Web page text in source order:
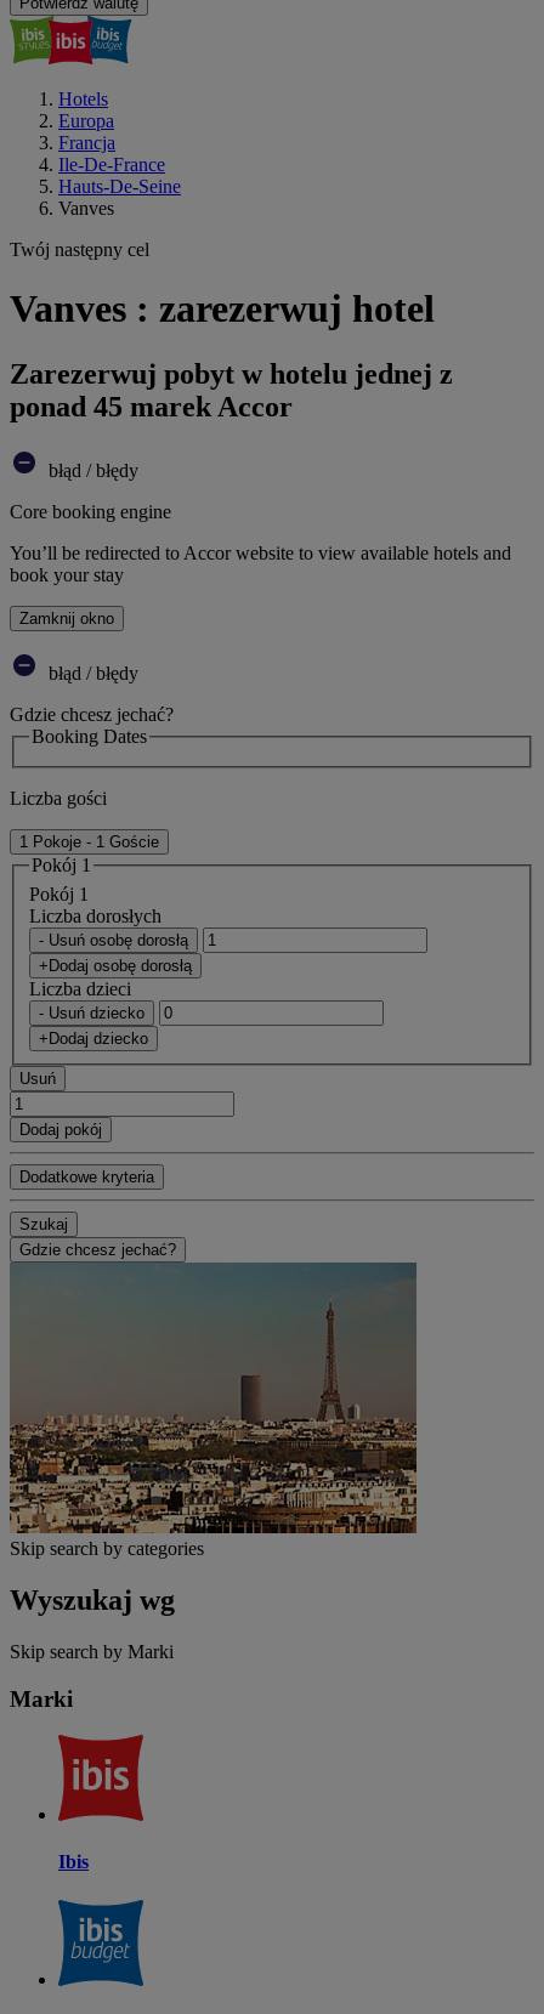
Hotels
Europa
Francja
Ile-De-France
Hauts-De-Seine
Vanves
Twój następny cel
Vanves : zarezerwuj hotel
Zarezerwuj pobyt w hotelu jednej z
ponad 45 marek Accor
błąd / błędy
Core booking engine
You’ll be redirected to Accor website to view available hotels and
book your stay
Zamknij okno
błąd / błędy
Gdzie chcesz jechać?
Booking Dates
Liczba gości
1 Pokoje - 1 Goście
Pokój 1
Pokój 1
Liczba dorosłych
- Usuń osobę dorosłą
+Dodaj osobę dorosłą
Liczba dzieci
- Usuń dziecko
+Dodaj dziecko
Usuń
Dodaj pokój
Dodatkowe kryteria
Szukaj
Gdzie chcesz jechać?
Skip search by categories
Wyszukaj wg
Skip search by Marki
Marki
Ibis